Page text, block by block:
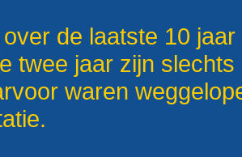
de laatste 10
twee jaar zijn
waren